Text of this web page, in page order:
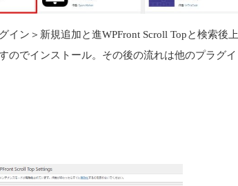
イン＞新規追加と進WPFront Scroll Topと検索後上
のでインストール。その後の流れは他のプラグイ